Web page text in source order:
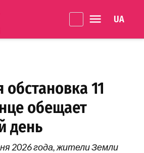
життя
11
обещает
день
2026 года, жители Земли